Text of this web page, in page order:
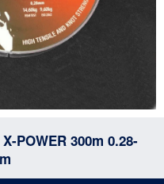
POWER 300m 0.28-